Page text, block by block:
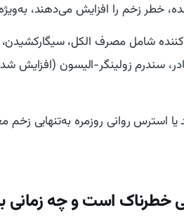
خطر زخم را افزایش می‌دهند،
شامل مصرف الکل،
سندرم زولینگر-الیسون (افزایش
یا استرس روانی روزمره به‌تنهایی
خطرناک است و چه زمانی